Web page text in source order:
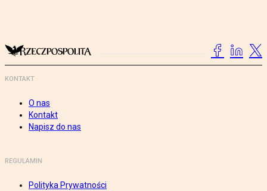
KONTAKT
O nas
Kontakt
Napisz do nas
REGULAMIN
Polityka Prywatności